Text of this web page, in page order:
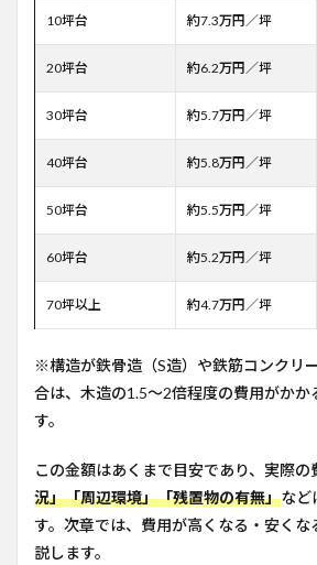
10坪台 約7.3万円／坪
20坪台 約6.2万円／坪
30坪台 約5.7万円／坪
40坪台 約5.8万円／坪
50坪台 約5.5万円／坪
60坪台 約5.2万円／坪
70坪以上 約4.7万円／坪
※構造が鉄骨造（S造）や鉄筋コンクリ
合は、木造の1.5〜2倍程度の費用がかか
す。
この金額はあくまで目安であり、実際の
況」「周辺環境」「残置物の有無」など
す。次章では、費用が高くなる・安くな
説します。